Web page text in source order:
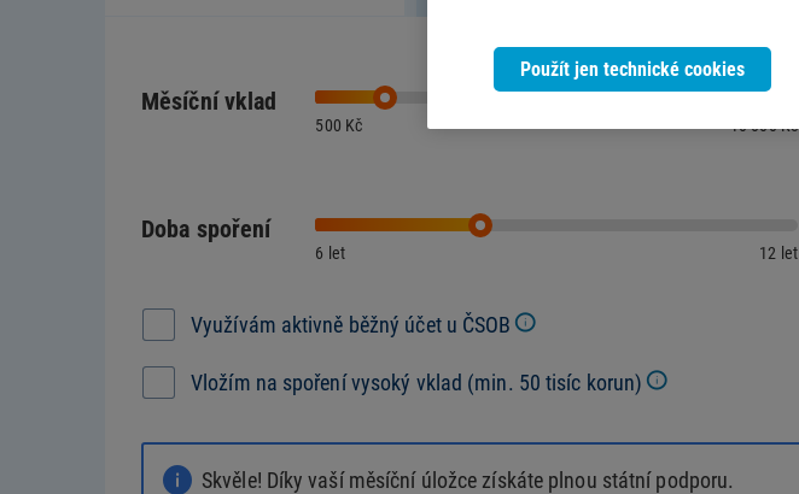
Měsíční vklad
500 Kč 10 000 Kč
Doba spoření
6 let 12 let
Využívám aktivně běžný účet u ČSOB
Vložím na spoření vysoký vklad (min. 50 tisíc korun)
Skvěle! Díky vaší měsíční úložce získáte plnou státní podporu.
Použít jen technické cookies